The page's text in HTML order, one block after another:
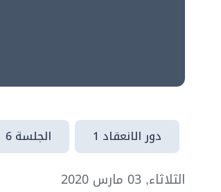
دور الانعقاد 1 الجلسة 6
الثلاثاء, 03 مارس 2020